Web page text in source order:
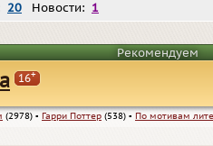
20 Новости: 1
Рекомендуем
16+
(2978) ▪ Гарри Поттер (538) ▪ По мотивам